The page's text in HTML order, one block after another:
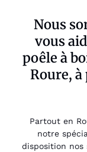
Nous
vous
poêle à
Roure,
Partout en
notre
disposition nos